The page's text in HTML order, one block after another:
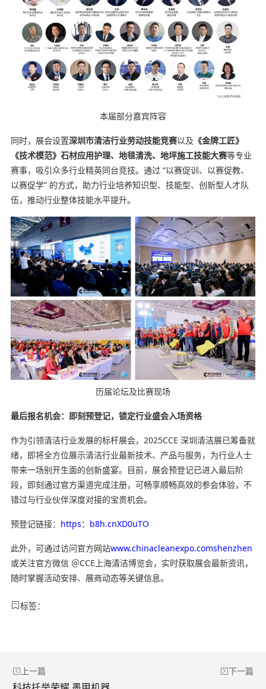
本届部分嘉宾阵容
同时，展会设置深圳市清洁行业劳动技能竞赛以及 《金牌工匠》
《技术模范》石材应用护理、地毯清洗、地坪施工技能大赛等专业
赛事，吸引众多行业精英同台竞技。通过 “以赛促训、以赛促教、
以赛促学” 的方式，助力行业培养知识型、技能型、创新型人才队
伍，推动行业整体技能水平提升。
历届论坛及比赛现场
最后报名机会：即刻预登记，锁定行业盛会入场资格
作为引领清洁行业发展的标杆展会，2025CCE 深圳清洁展已筹备就
绪，即将全方位展示清洁行业最新技术、产品与服务，为行业人士
带来一场别开生面的创新盛宴。目前，展会预登记已进入最后阶
段，即刻通过官方渠道完成注册，可畅享顺畅高效的参会体验，不
错过与行业伙伴深度对接的宝贵机会。
预登记链接： https：b8h.cnXD0uTO
此外，可通过访问官方网站www.chinacleanexpo.comshenzhen
或关注官方微信 ＠CCE上海清洁博览会，实时获取展会最新资讯，
随时掌握活动安排、展商动态等关键信息。
标签：
上一篇 下一篇